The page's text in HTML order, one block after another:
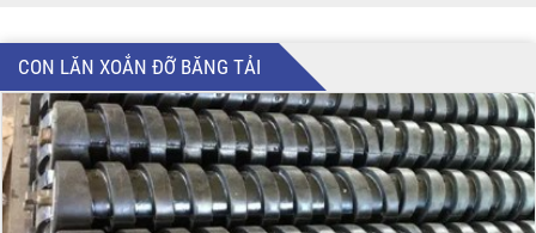
CON LĂN XOẮN ĐỠ BĂNG TẢI